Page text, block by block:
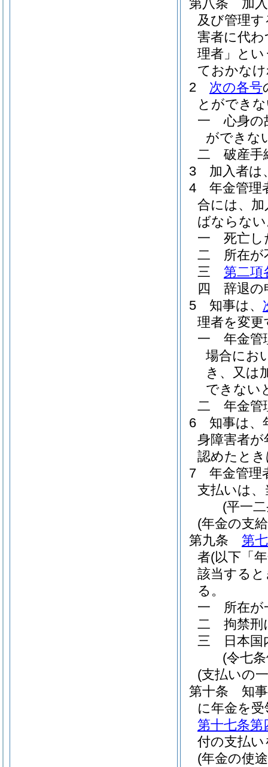
第八条
加
及び管理
害者に代
理者」とい
ておかな
2
次の各号
とができ
一
心身の
ができな
二
破産手
3
加入者は
4
年金管理
合には、
ばならな
一
死亡し
二
所在
三
第二項
四
辞退の
5
知事は、
理者を変
一
年金管
場合にお
き、又は
できない
二
年金管
6
知事は、
身障害者
認めたと
7
年金管理
支払いは
(平一
(年金の支
第九条
第
者(以下「
該当する
る。
一
所在
二
拘禁刑
三
日本
(令七
(支払いの
第十条
知
に年金を
第十七条第
付の支払
(年金の使